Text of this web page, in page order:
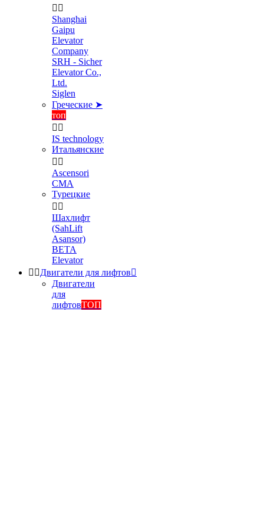
 
Shanghai
Gaipu
Elevator
Company
SRH - Sicher
Elevator Co.,
Ltd.
Siglen
Греческие ➤
топ
 
IS technology
Итальянские
 
Ascensori
CMA
Турецкие
 
Шахлифт
(SahLift
Asansor)
BETA
Elevator
 Двигатели для лифтов
Двигатели
для
лифтовТОП